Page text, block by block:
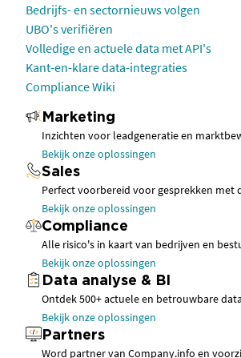
Bedrijfs- en sectornieuws volgen
UBO's verifiëren
Volledige en actuele data met API's
Kant-en-klare data-integraties
Compliance Wiki
Marketing
Inzichten voor leadgeneratie en
Bekijk onze oplossingen
Sales
Perfect voorbereid voor gesprekken met
Bekijk onze oplossingen
Compliance
Alle risico's in kaart van bedrijven en
Bekijk onze oplossingen
Data analyse & BI
Ontdek 500+ actuele en betrouwbare
Bekijk onze oplossingen
Partners
Word partner van Company.info en